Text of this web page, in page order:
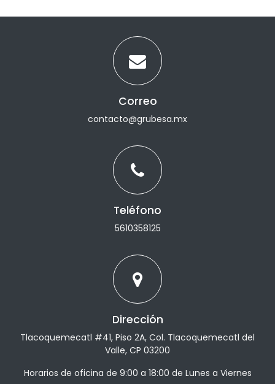
Correo
contacto@grubesa.mx
Teléfono
5610358125
Dirección
Tlacoquemecatl #41, Piso 2A, Col. Tlacoquemecatl del
Valle, CP 03200
Horarios de oficina de 9:00 a 18:00 de Lunes a Viernes